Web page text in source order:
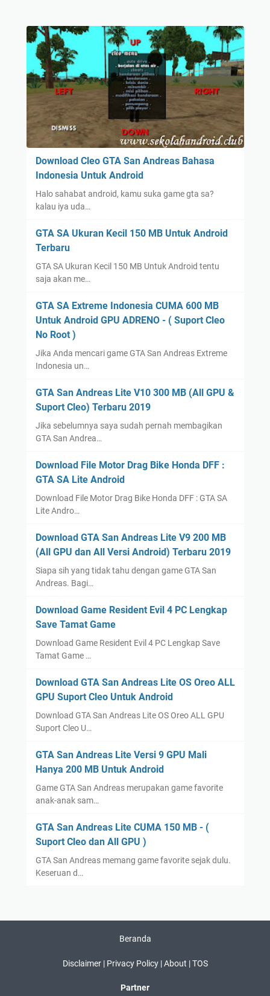
Download Cleo GTA San Andreas Bahasa
Indonesia Untuk Android
Halo sahabat android, kamu suka game gta sa?
kalau iya uda…
GTA SA Ukuran Kecil 150 MB Untuk Android
Terbaru
GTA SA Ukuran Kecil 150 MB Untuk Android tentu
saja akan me…
GTA SA Extreme Indonesia CUMA 600 MB
Untuk Android GPU ADRENO - ( Suport Cleo
No Root )
Jika Anda mencari game GTA San Andreas Extreme
Indonesia un…
GTA San Andreas Lite V10 300 MB (All GPU &
Suport Cleo) Terbaru 2019
Jika sebelumnya saya sudah pernah membagikan
GTA San Andrea…
Download File Motor Drag Bike Honda DFF :
GTA SA Lite Android
Download File Motor Drag Bike Honda DFF : GTA SA
Lite Andro…
Download GTA San Andreas Lite V9 200 MB
(All GPU dan All Versi Android) Terbaru 2019
Siapa sih yang tidak tahu dengan game GTA San
Andreas. Bagi…
Download Game Resident Evil 4 PC Lengkap
Save Tamat Game
Download Game Resident Evil 4 PC Lengkap Save
Tamat Game …
Download GTA San Andreas Lite OS Oreo ALL
GPU Suport Cleo Untuk Android
Download GTA San Andreas Lite OS Oreo ALL GPU
Suport Cleo U…
GTA San Andreas Lite Versi 9 GPU Mali
Hanya 200 MB Untuk Android
Game GTA San Andreas merupakan game favorite
anak-anak sam…
GTA San Andreas Lite CUMA 150 MB - (
Suport Cleo dan All GPU )
GTA San Andreas memang game favorite sejak dulu.
Keseruan d…
Beranda
Disclaimer | Privacy Policy |About |TOS
Partner